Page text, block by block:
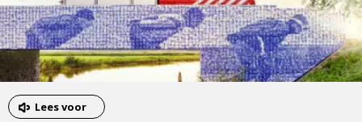
Lees voor